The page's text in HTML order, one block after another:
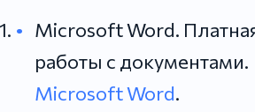
Microsoft Word.
работы с документами.
Microsoft Word.